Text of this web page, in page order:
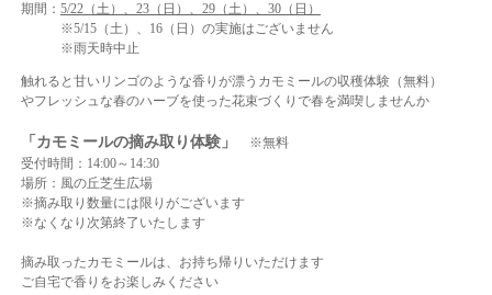
期間： 5/22（土）、23（日）、29（土）、30（日）
※5/15（土）、16（日）の実施はございません
※雨天時中止
触れると甘いリンゴのような香りが漂うカモミールの収穫体験（無料）
やフレッシュな春のハーブを使った花束づくりで春を満喫しませんか
「カモミールの摘み取り体験」
※無料
受付時間：14:00～14:30
場所：風の丘芝生広場
※摘み取り数量には限りがございます
※なくなり次第終了いたします
摘み取ったカモミールは、お持ち帰りいただけます
ご自宅で香りをお楽しみください